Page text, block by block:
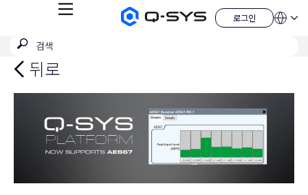
Q-
홈
이
지
메
로그인
로
그
언
QSYS.com (English)
India (English)
Deutsch
Español
日本語
한국어
China (中文)
검
제
뒤로